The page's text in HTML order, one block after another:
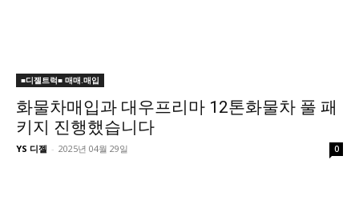
■디젤트럭■ 매매.매입
화물차매입과 대우프리마 12톤화물차 풀 패
키지 진행했습니다
YS 디젤 - 2025년 04월 29일 0